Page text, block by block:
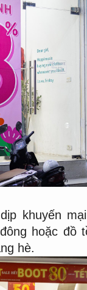
khuyến
hoặc đồ
hè.